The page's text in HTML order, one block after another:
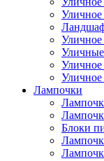
Уличное
Уличные
Лампочки
Блоки